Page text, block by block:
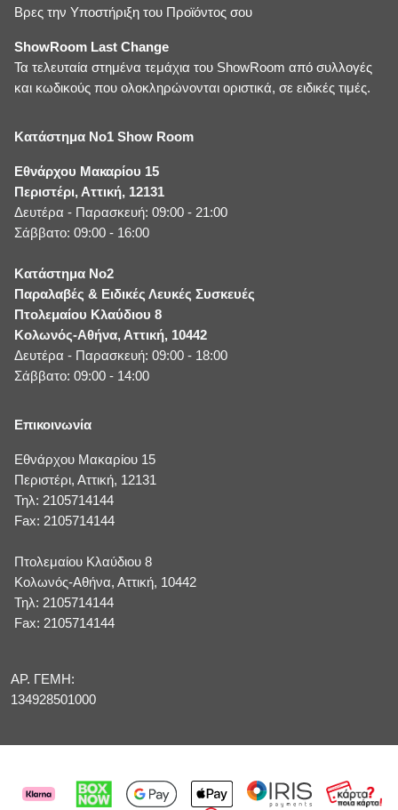
Βρες την Υποστήριξη του Προϊόντος σου
ShowRoom Last Change
Τα τελευταία στημένα τεμάχια του ShowRoom από συλλογές
και κωδικούς που ολοκληρώνονται οριστικά, σε ειδικές τιμές.
Κατάστημα No1 Show Room
Εθνάρχου Μακαρίου 15
Περιστέρι, Αττική, 12131
Δευτέρα - Παρασκευή: 09:00 - 21:00
Σάββατο: 09:00 - 16:00
Κατάστημα No2
Παραλαβές & Ειδικές Λευκές Συσκευές
Πτολεμαίου Κλαύδιου 8
Κολωνός-Αθήνα, Αττική, 10442
Δευτέρα - Παρασκευή: 09:00 - 18:00
Σάββατο: 09:00 - 14:00
Επικοινωνία
Εθνάρχου Μακαρίου 15
Περιστέρι, Αττική, 12131
Τηλ: 2105714144
Fax: 2105714144
Πτολεμαίου Κλαύδιου 8
Κολωνός-Αθήνα, Αττική, 10442
Τηλ: 2105714144
Fax: 2105714144
ΑΡ. ΓΕΜΗ:
134928501000